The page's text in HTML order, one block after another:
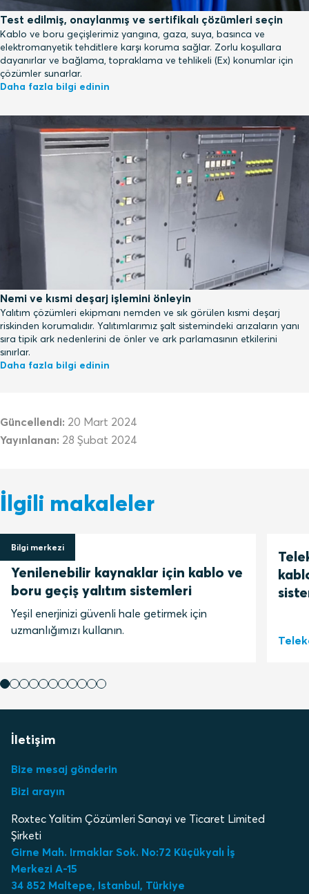
Test edilmiş, onaylanmış ve sertifikalı çözümleri seçin
Kablo ve boru geçişlerimiz yangına, gaza, suya, basınca ve
elektromanyetik tehditlere karşı koruma sağlar. Zorlu koşullara
dayanırlar ve bağlama, topraklama ve tehlikeli (Ex) konumlar için
çözümler sunarlar.
Daha fazla bilgi edinin
Nemi ve kısmi deşarj işlemini önleyin
Yalıtım çözümleri ekipmanı nemden ve sık görülen kısmi deşarj
riskinden korumalıdır. Yalıtımlarımız şalt sistemindeki arızaların yanı
sıra tipik ark nedenlerini de önler ve ark parlamasının etkilerini
sınırlar.
Daha fazla bilgi edinin
Güncellendi: 20 Mart 2024
Yayınlanan: 28 Şubat 2024
İlgili makaleler
Bilgi merkezi
1 Şubat 2023
Yenilenebilir kaynaklar için kablo ve
boru geçiş yalıtım sistemleri
Yeşil enerjinizi güvenli hale getirmek için
uzmanlığımızı kullanın.
İletişim
Bize mesaj gönderin
Bizi arayın
Roxtec Yalitim Çözümleri Sanayi ve Ticaret Limited
Şirketi
Girne Mah. Irmaklar Sok. No:72 Küçükyalı İş
Merkezi A-15
34 852 Maltepe, Istanbul, Türkiye